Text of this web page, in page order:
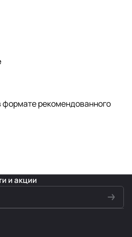
формате рекомендованного
и акции